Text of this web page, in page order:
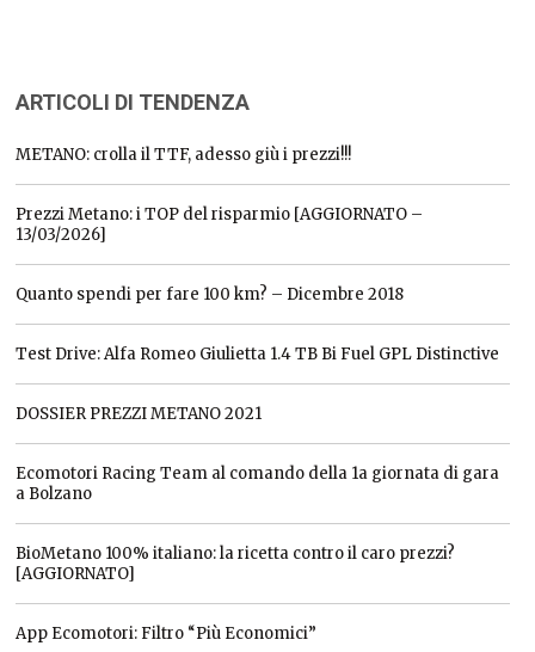
ARTICOLI DI TENDENZA
METANO: crolla il TTF, adesso giù i prezzi!!!
Prezzi Metano: i TOP del risparmio [AGGIORNATO –
13/03/2026]
Quanto spendi per fare 100 km? – Dicembre 2018
Test Drive: Alfa Romeo Giulietta 1.4 TB Bi Fuel GPL Distinctive
DOSSIER PREZZI METANO 2021
Ecomotori Racing Team al comando della 1a giornata di gara
a Bolzano
BioMetano 100% italiano: la ricetta contro il caro prezzi?
[AGGIORNATO]
App Ecomotori: Filtro “Più Economici”